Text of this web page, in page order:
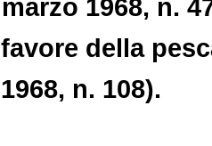
1968, n.
della
n. 108).